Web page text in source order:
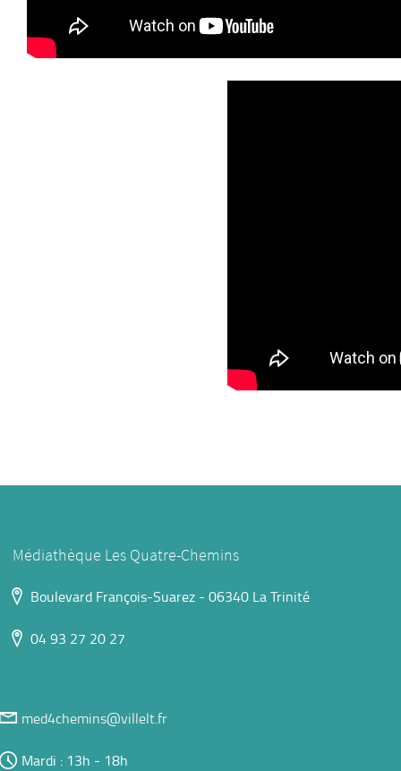
Médiathèque Les Quatre-Chemins
Boulevard François-Suarez - 06340 La Trinité
04 93 27 20 27
med4chemins@villelt.fr
Mardi : 13h - 18h